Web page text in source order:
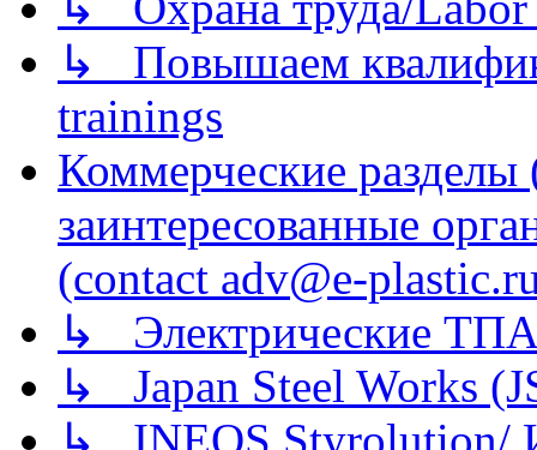
↳ Повышаем
trainings
Коммерческие
заинтересованные
(contact adv@e-
↳ Электрические
↳ Japan Steel Works